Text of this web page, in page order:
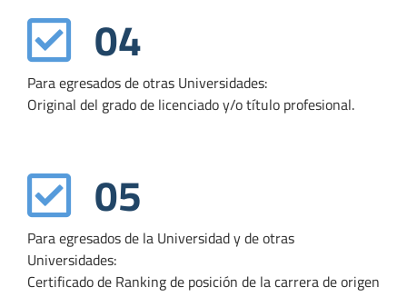
04
Para egresados de otras Universidades:
Original del grado de licenciado y/o título profesional.
05
Para egresados de la Universidad y de otras
Universidades:
Certificado de Ranking de posición de la carrera de origen